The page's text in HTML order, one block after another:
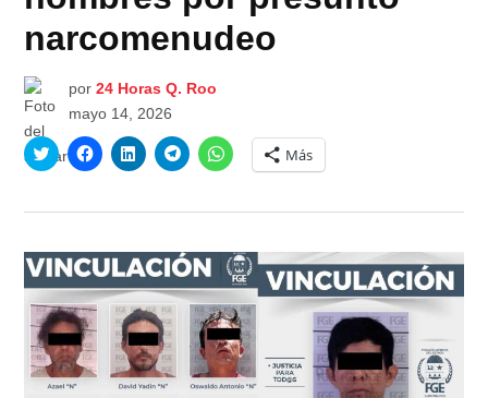
narcomenudeo
por 24 Horas Q. Roo
mayo 14, 2026
Haz
clic
en
abre
en
una
ventana
nueva)
Haz
clic
en
abre
en
una
ventana
nueva)
Haz
clic
en
abre
en
una
ventana
nueva)
Haz
clic
en
abre
en
una
ventana
nueva)
Haz
clic
para
en
abre
en
una
ventana
nueva)
Más